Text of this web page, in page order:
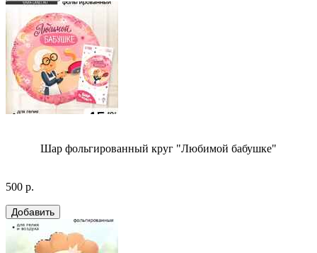
Шар фольгированный круг "Любимой бабушке"
500 р.